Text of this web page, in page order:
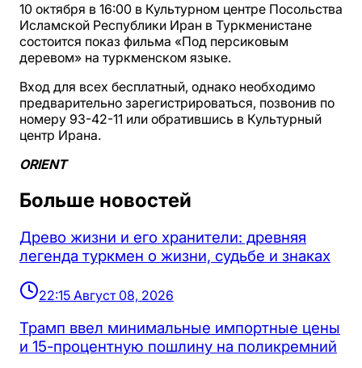
10 октября в 16:00 в Культурном центре Посольства
Исламской Республики Иран в Туркменистане
состоится показ фильма «Под персиковым
деревом» на туркменском языке.
Вход для всех бесплатный, однако необходимо
предварительно зарегистрироваться, позвонив по
номеру 93-42-11 или обратившись в Культурный
центр Ирана.
ORIENT
Больше новостей
Древо жизни и его хранители: древняя
легенда туркмен о жизни, судьбе и знаках
22:15 Август 08, 2026
Трамп ввел минимальные импортные цены
и 15-процентную пошлину на поликремний